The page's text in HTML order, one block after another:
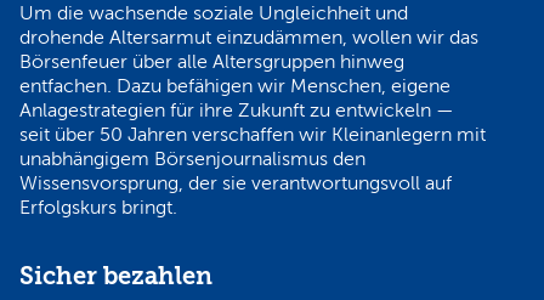
Um die wachsende soziale Ungleichheit und
drohende Altersarmut einzudämmen, wollen wir das
Börsenfeuer über alle Altersgruppen hinweg
entfachen. Dazu befähigen wir Menschen, eigene
Anlagestrategien für ihre Zukunft zu entwickeln —
seit über 50 Jahren verschaffen wir Kleinanlegern mit
unabhängigem Börsenjournalismus den
Wissensvorsprung, der sie verantwortungsvoll auf
Erfolgskurs bringt.
Sicher bezahlen